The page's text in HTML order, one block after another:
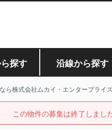
探す 沿線から探す
ら株式会社ムカイ・エンタープライ
この物件の募集は終了しました